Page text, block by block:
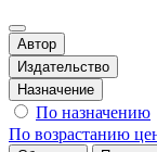
Автор
Издательство
Назначение
По назначению
По возрастанию